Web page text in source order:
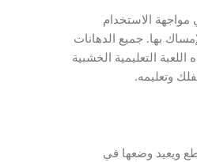
الاستخدام
بها. جميع الدهانات
التعليمية الخشبية
وتعليمه.
ويعيد وضعها في